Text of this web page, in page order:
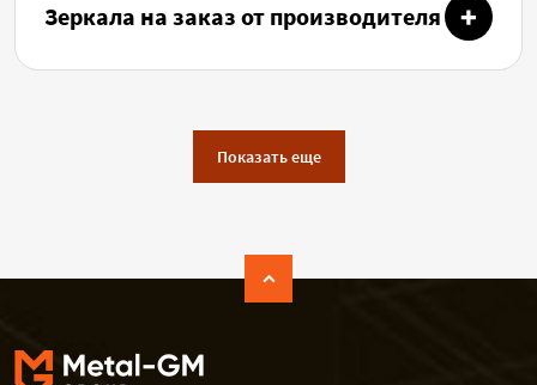
Зеркала на заказ от производителя
Показать еще